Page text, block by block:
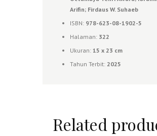
Arifin; Firdaus W. Suhaeb
ISBN: 978-623-08-1902-5
Halaman: 322
Ukuran: 15 x 23 cm
Tahun Terbit: 2025
Related